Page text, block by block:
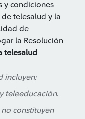
y condiciones
telesalud y la
de
la Resolución
telesalud
incluyen:
teleeducación.
constituyen